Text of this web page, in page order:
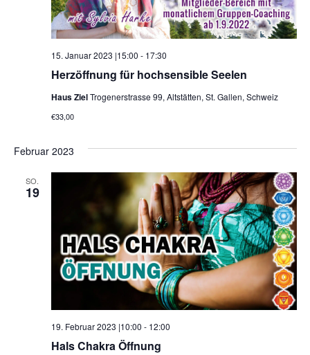
Herzöffnung für hochsensible Seelen
15. Januar 2023 |15:00 - 17:30
Haus ZielTrogenerstrasse 99, Altstätten, St. Gallen, Schweiz
€33,00
Februar 2023
SO.
19
Hals Chakra Öffnung
19. Februar 2023 |10:00 - 12:00